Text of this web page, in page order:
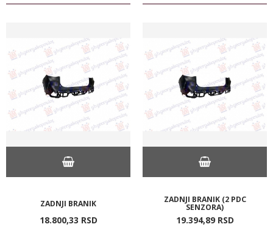
ZADNJI BRANIK
18.800,33 RSD
ZADNJI BRANIK (2 PDC
SENZORA)
19.394,89 RSD